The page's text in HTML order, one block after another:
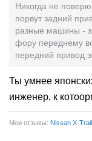
Никогда не
порвут задний
разные машины -
фору переднему
передний привод
Ты умнее
инженер, к
Мои отзывы: Nissan X-